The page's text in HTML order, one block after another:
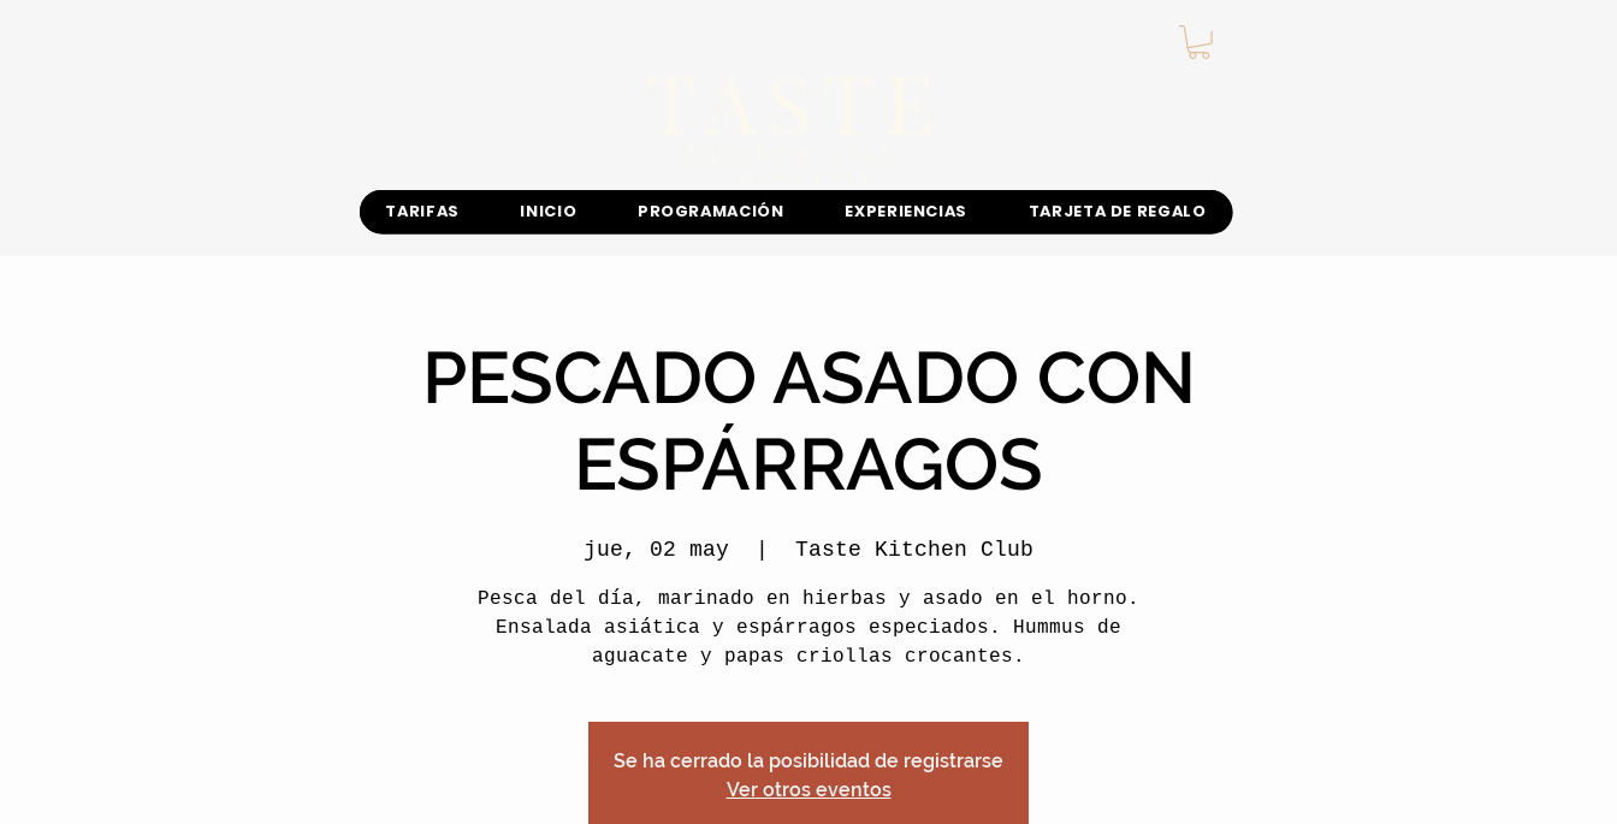
TARIFAS INICIO PROGRAMACIÓN EXPERIENCIAS TARJETA DE REGALO
PESCADO ASADO CON
ESPÁRRAGOS
jue, 02 may Taste Kitchen Club
Pesca del día, marinado en hierbas y asado en el horno.
Ensalada asiática y espárragos especiados. Hummus de
aguacate y papas criollas crocantes.
Se ha cerrado la posibilidad de registrarse
Ver otros eventos